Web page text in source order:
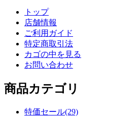
トップ
店舗情報
ご利用ガイド
特定商取引法
カゴの中を見る
お問い合わせ
商品カテゴリ
特価セール(29)